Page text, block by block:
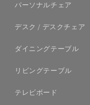
パーソナルチェア
デスク / デスクチェア
ダイニングテーブル
リビングテーブル
テレビボード